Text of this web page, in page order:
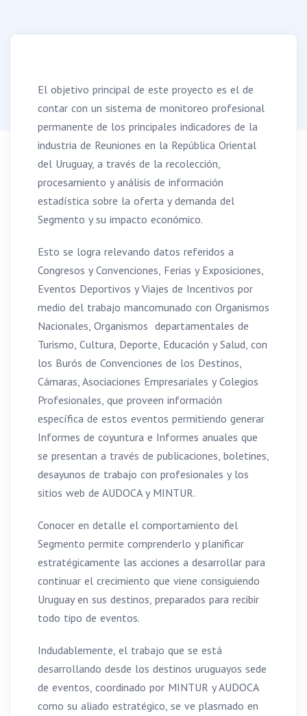
El objetivo principal de este proyecto es el de
contar con un sistema de monitoreo profesional
permanente de los principales indicadores de la
industria de Reuniones en la República Oriental
del Uruguay, a través de la recolección,
procesamiento y análisis de información
estadística sobre la oferta y demanda del
Segmento y su impacto económico.
Esto se logra relevando datos referidos a
Congresos y Convenciones, Ferias y Exposiciones,
Eventos Deportivos y Viajes de Incentivos por
medio del trabajo mancomunado con Organismos
Nacionales, Organismos departamentales de
Turismo, Cultura, Deporte, Educación y Salud, con
los Burós de Convenciones de los Destinos,
Cámaras, Asociaciones Empresariales y Colegios
Profesionales, que proveen información
específica de estos eventos permitiendo generar
Informes de coyuntura e Informes anuales que
se presentan a través de publicaciones, boletines,
desayunos de trabajo con profesionales y los
sitios web de AUDOCA y MINTUR.
Conocer en detalle el comportamiento del
Segmento permite comprenderlo y planificar
estratégicamente las acciones a desarrollar para
continuar el crecimiento que viene consiguiendo
Uruguay en sus destinos, preparados para recibir
todo tipo de eventos.
Indudablemente, el trabajo que se está
desarrollando desde los destinos uruguayos sede
de eventos, coordinado por MINTUR y AUDOCA
como su aliado estratégico, se ve plasmado en